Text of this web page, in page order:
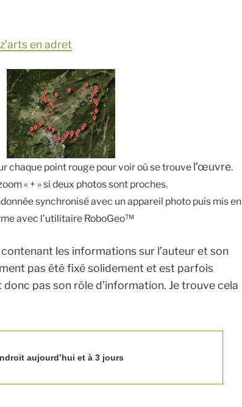
en adret
chaque point rouge pour voir où se trouve l’œuvre.
« + » si deux photos sont proches.
synchronisé avec un appareil photo puis mis en
avec l’utilitaire RoboGeo™
les informations sur l’auteur et son
pas été fixé solidement et est parfois
pas son rôle d’information. Je trouve cela
aujourd’hui et à 3 jours